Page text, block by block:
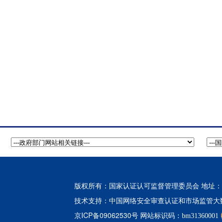
版权所有：国家认证认可监督管理委员会 地址
技术支持： 中国网络安全审查认证和市场监管
京ICP备09062530号 网站标识码：bm31360001